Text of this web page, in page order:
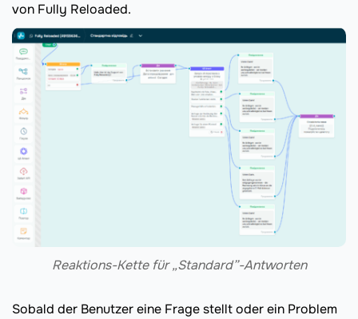
von Fully Reloaded.
Reaktions-Kette für „Standard”-Antworten
Sobald der Benutzer eine Frage stellt oder ein Problem